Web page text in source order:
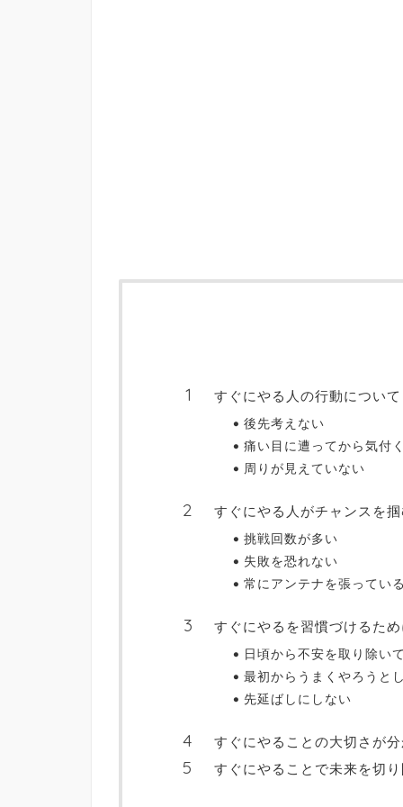
すぐにやる人の行動について
後先考えない
痛い目に遭ってから気付
周りが見えていない
すぐにやる人がチャンスを
挑戦回数が多い
失敗を恐れない
常にアンテナを張ってい
すぐにやるを習慣づけるた
日頃から不安を取り除い
最初からうまくやろうと
先延ばしにしない
すぐにやることの大切さが
すぐにやることで未来を切